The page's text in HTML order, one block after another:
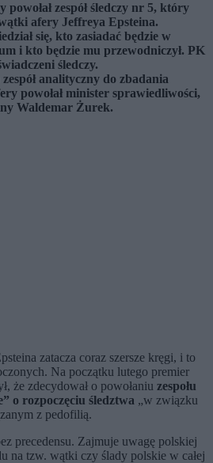
zespół śledczy nr 5, który
afery Jeffreya Epsteina.
się, kto zasiadać będzie w
i kto będzie mu przewodniczył. PK
śledczy.
analityczny do zbadania
powołał minister sprawiedliwości,
Waldemar Żurek.
zatacza coraz szersze kręgi, i to
Na początku lutego premier
że zdecydował o powołaniu zespołu
o rozpoczęciu śledztwa „w związku
z pedofilią.
precedensu. Zajmuje uwagę polskiej
na tzw. wątki czy ślady polskie w całej